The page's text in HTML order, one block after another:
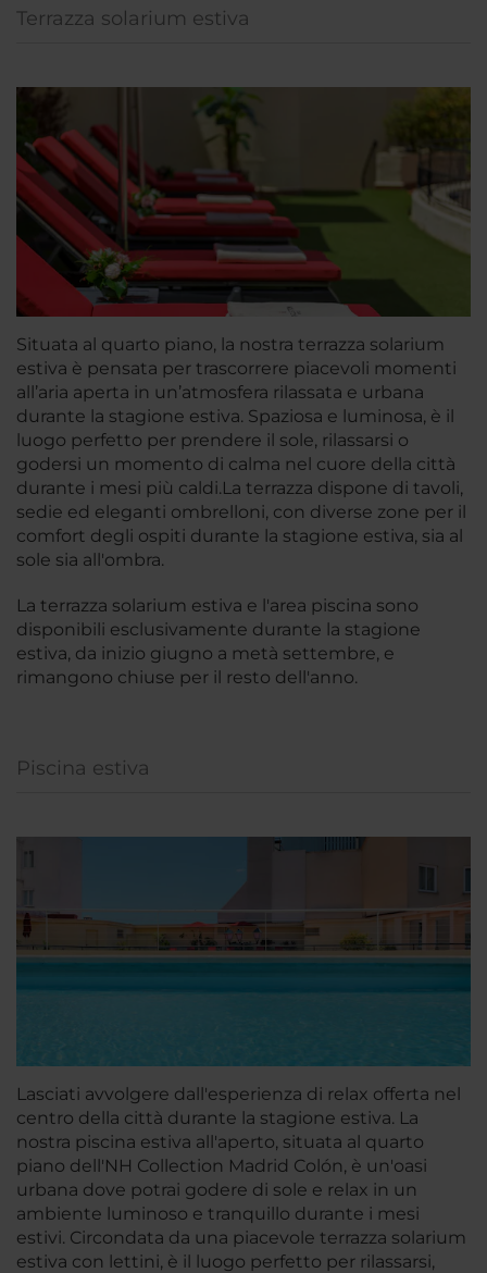
Terrazza solarium estiva
Situata al quarto piano, la nostra terrazza solarium
estiva è pensata per trascorrere piacevoli momenti
all’aria aperta in un’atmosfera rilassata e urbana
durante la stagione estiva. Spaziosa e luminosa, è il
luogo perfetto per prendere il sole, rilassarsi o
godersi un momento di calma nel cuore della città
durante i mesi più caldi.La terrazza dispone di tavoli,
sedie ed eleganti ombrelloni, con diverse zone per il
comfort degli ospiti durante la stagione estiva, sia al
sole sia all'ombra.
La terrazza solarium estiva e l'area piscina sono
disponibili esclusivamente durante la stagione
estiva, da inizio giugno a metà settembre, e
rimangono chiuse per il resto dell'anno.
Piscina estiva
Lasciati avvolgere dall'esperienza di relax offerta nel
centro della città durante la stagione estiva. La
nostra piscina estiva all'aperto, situata al quarto
piano dell'NH Collection Madrid Colón, è un'oasi
urbana dove potrai godere di sole e relax in un
ambiente luminoso e tranquillo durante i mesi
estivi. Circondata da una piacevole terrazza solarium
estiva con lettini, è il luogo perfetto per rilassarsi,